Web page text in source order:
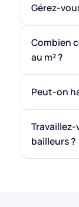
Gérez-
Combien
au m² ?
Peut-on
bailleurs ?